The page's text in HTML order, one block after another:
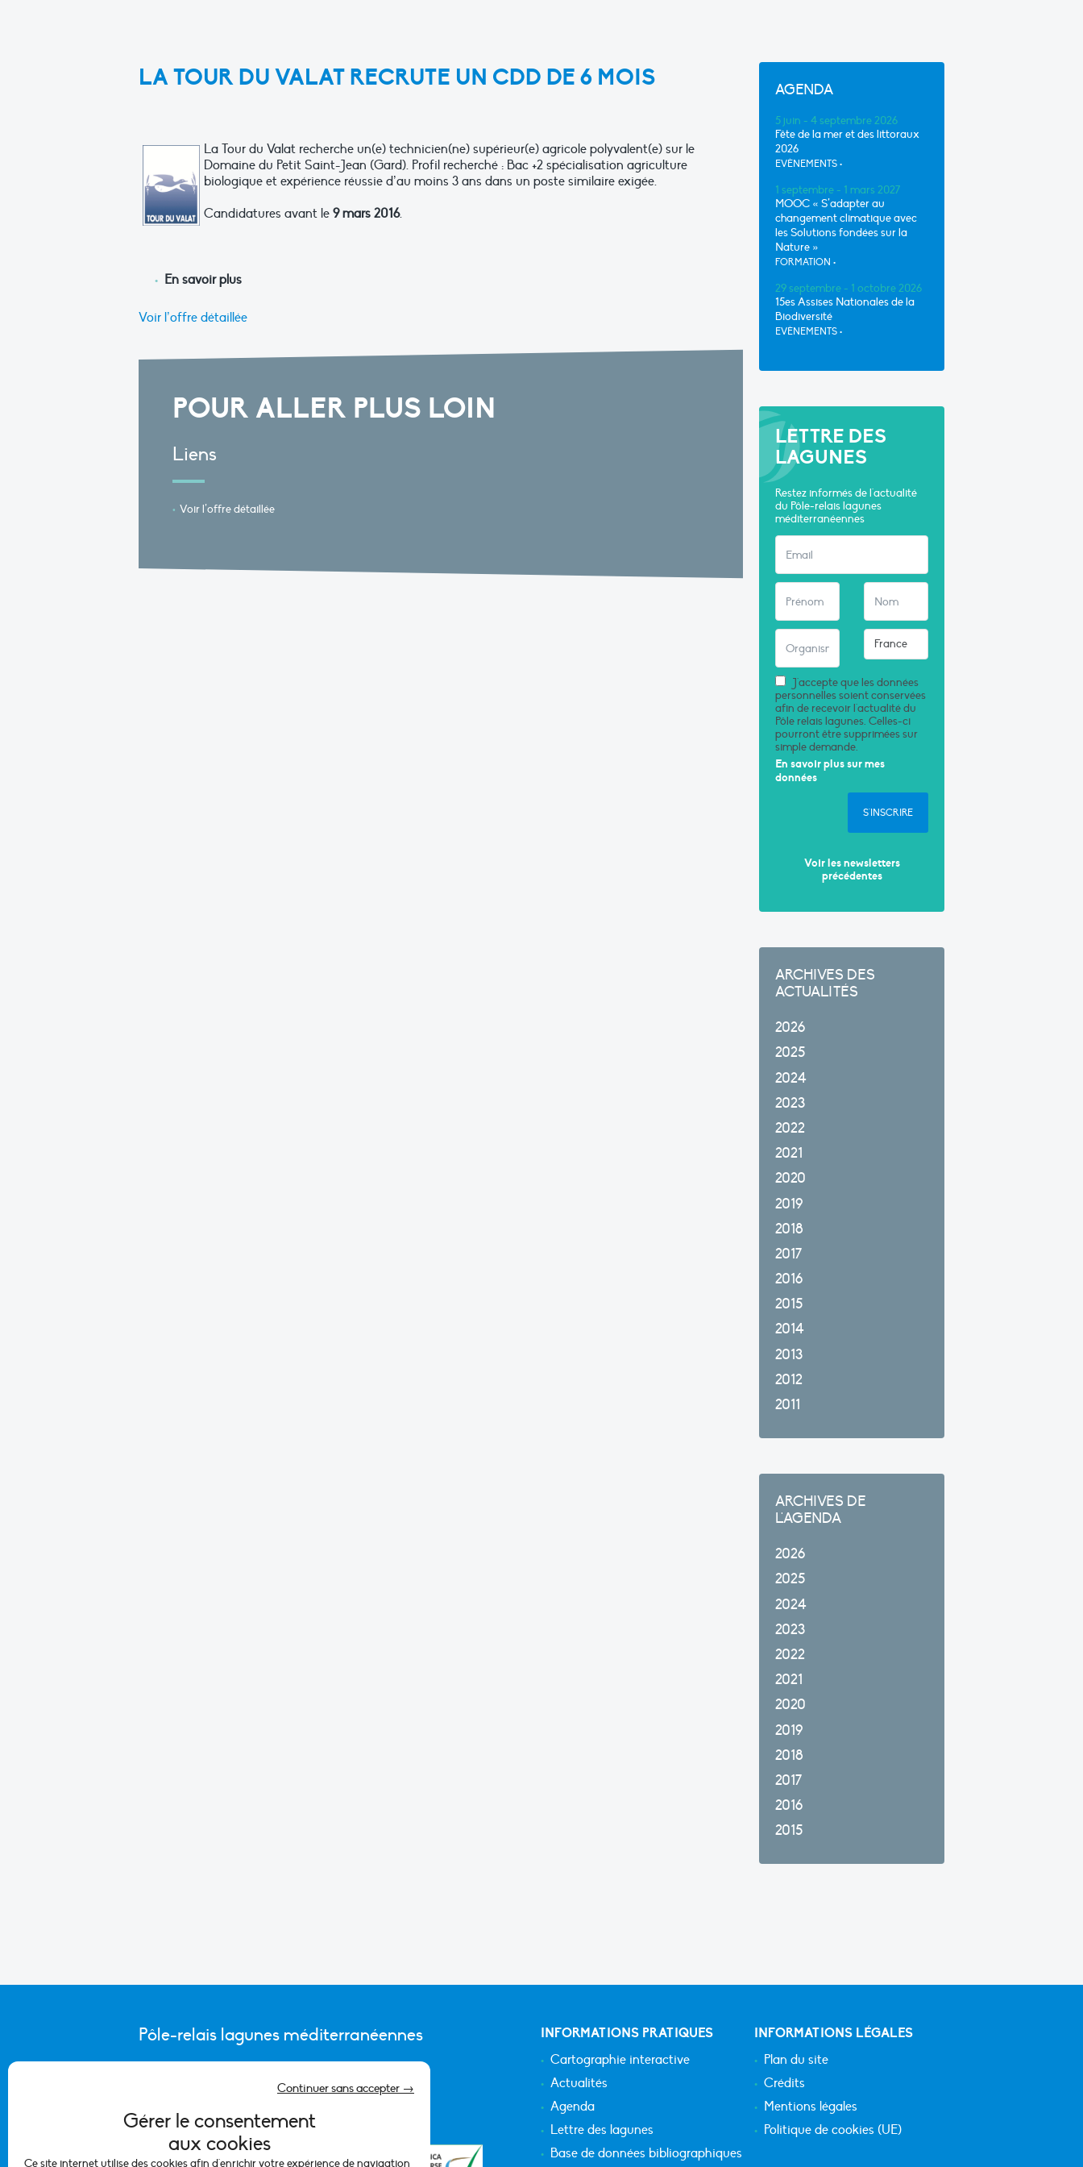
Gérer le consentement
aux cookies
Ce site internet utilise des cookies afin d'enrichir votre expérience de navigation
Continuer sans accepter →
LA TOUR DU VALAT RECRUTE UN CDD DE 6 MOIS
La Tour du Valat recherche un(e) technicien(ne) supérieur(e) agricole polyvalent(e) sur le
Domaine du Petit Saint-Jean (Gard). Profil recherché : Bac +2 spécialisation agriculture
biologique et expérience réussie d’au moins 3 ans dans un poste similaire exigée.
Candidatures avant le 9 mars 2016.
En savoir plus
Voir l’offre détaillée
POUR ALLER PLUS LOIN
Liens
Voir l’offre détaillée
AGENDA
5 juin - 4 septembre 2026
Fête de la mer et des littoraux
2026
EVÈNEMENTS •
1 septembre - 1 mars 2027
MOOC « S’adapter au
changement climatique avec
les Solutions fondées sur la
Nature »
FORMATION •
29 septembre - 1 octobre 2026
15es Assises Nationales de la
Biodiversité
EVÈNEMENTS •
LETTRE DES
LAGUNES
Restez informés de l'actualité
du Pôle-relais lagunes
méditerranéennes
J'accepte que les données
personnelles soient conservées
afin de recevoir l'actualité du
Pôle relais lagunes. Celles-ci
pourront être supprimées sur
simple demande.
En savoir plus sur mes
données
S'INSCRIRE
Voir les newsletters
précédentes
ARCHIVES DES
ACTUALITÉS
2026
2025
2024
2023
2022
2021
2020
2019
2018
2017
2016
2015
2014
2013
2012
2011
ARCHIVES DE
L'AGENDA
2026
2025
2024
2023
2022
2021
2020
2019
2018
2017
2016
2015
Pôle-relais lagunes méditerranéennes
CONTACTER L’ÉQUIPE DU PÔLE
INFORMATIONS PRATIQUES
Cartographie interactive
Actualités
Agenda
Lettre des lagunes
Base de données bibliographiques
INFORMATIONS LÉGALES
Plan du site
Crédits
Mentions légales
Politique de cookies (UE)